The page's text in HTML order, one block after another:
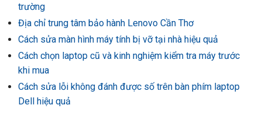
trường
Địa chỉ trung tâm bảo hành Lenovo Cần Thơ
Cách sửa màn hình máy tính bị vỡ tại nhà hiệu quả
Cách chọn laptop cũ và kinh nghiệm kiểm tra máy trước
khi mua
Cách sửa lỗi không đánh được số trên bàn phím laptop
Dell hiệu quả